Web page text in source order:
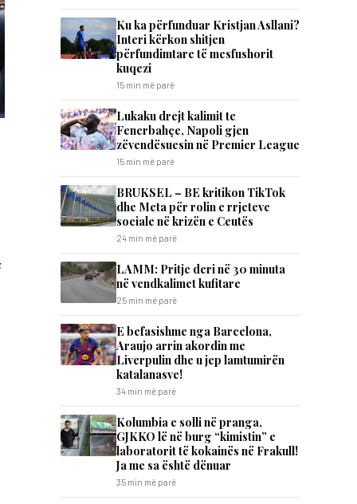
Ku ka përfunduar Kristjan Asllani?
Interi kërkon shitjen
përfundimtare të mesfushorit
kuqezi
15 min më parë
Lukaku drejt kalimit te
Fenerbahçe, Napoli gjen
zëvendësuesin në Premier League
15 min më parë
BRUKSEL – BE kritikon TikTok
dhe Meta për rolin e rrjeteve
sociale në krizën e Ceutës
24 min më parë
LAMM: Pritje deri në 30 minuta
në vendkalimet kufitare
25 min më parë
E befasishme nga Barcelona,
Araujo arrin akordin me
Liverpulin dhe u jep lamtumirën
katalanasve!
34 min më parë
Kolumbia e solli në pranga,
GJKKO lë në burg “kimistin” e
laboratorit të kokainës në Frakull!
Ja me sa është dënuar
35 min më parë